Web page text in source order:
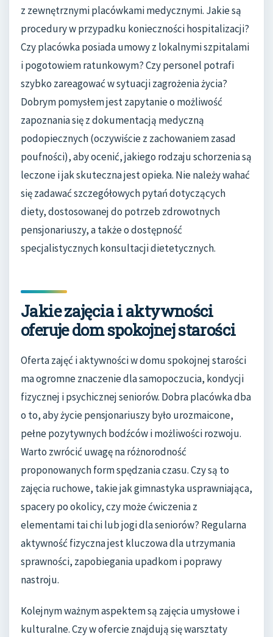
z zewnętrznymi placówkami medycznymi. Jakie są
procedury w przypadku konieczności hospitalizacji?
Czy placówka posiada umowy z lokalnymi szpitalami
i pogotowiem ratunkowym? Czy personel potrafi
szybko zareagować w sytuacji zagrożenia życia?
Dobrym pomysłem jest zapytanie o możliwość
zapoznania się z dokumentacją medyczną
podopiecznych (oczywiście z zachowaniem zasad
poufności), aby ocenić, jakiego rodzaju schorzenia są
leczone i jak skuteczna jest opieka. Nie należy wahać
się zadawać szczegółowych pytań dotyczących
diety, dostosowanej do potrzeb zdrowotnych
pensjonariuszy, a także o dostępność
specjalistycznych konsultacji dietetycznych.
Jakie zajęcia i aktywności
oferuje dom spokojnej starości
Oferta zajęć i aktywności w domu spokojnej starości
ma ogromne znaczenie dla samopoczucia, kondycji
fizycznej i psychicznej seniorów. Dobra placówka dba
o to, aby życie pensjonariuszy było urozmaicone,
pełne pozytywnych bodźców i możliwości rozwoju.
Warto zwrócić uwagę na różnorodność
proponowanych form spędzania czasu. Czy są to
zajęcia ruchowe, takie jak gimnastyka usprawniająca,
spacery po okolicy, czy może ćwiczenia z
elementami tai chi lub jogi dla seniorów? Regularna
aktywność fizyczna jest kluczowa dla utrzymania
sprawności, zapobiegania upadkom i poprawy
nastroju.
Kolejnym ważnym aspektem są zajęcia umysłowe i
kulturalne. Czy w ofercie znajdują się warsztaty